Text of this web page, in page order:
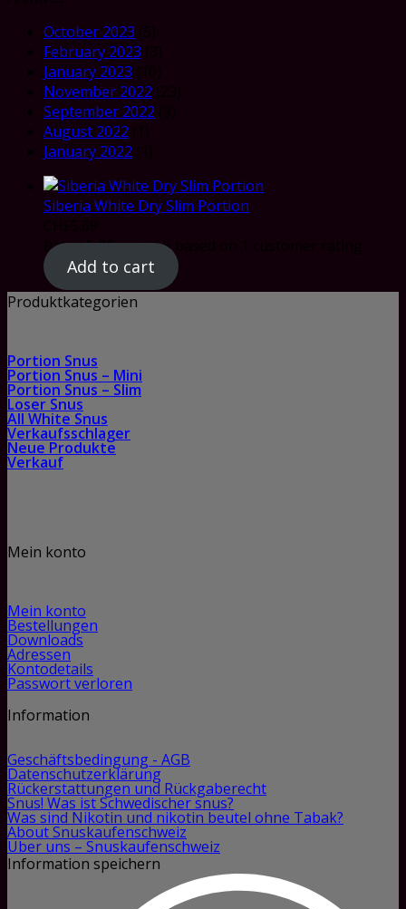
October 2023
February 2023
January 2023
November 2022
September 2022
August 2022
January 2022
Siberia White Dry Slim Portion
Rated5.00out of 5 based on
Add to cart
Produktkategorien
Portion Snus
Portion Snus – Mini
Portion Snus – Slim
Loser Snus
All White Snus
Verkaufsschlager
Neue Produkte
Verkauf
Mein konto
Mein konto
Bestellungen
Downloads
Adressen
Kontodetails
Passwort verloren
Information
Geschäftsbedingung - AGB
Datenschutzerklärung
Rückerstattungen und Rückgaberecht
Snus! Was ist Schwedischer snus?
Was sind Nikotin und nikotin beutel ohne Tabak?
About Snuskaufenschweiz
Über uns – Snuskaufenschweiz
Information speichern